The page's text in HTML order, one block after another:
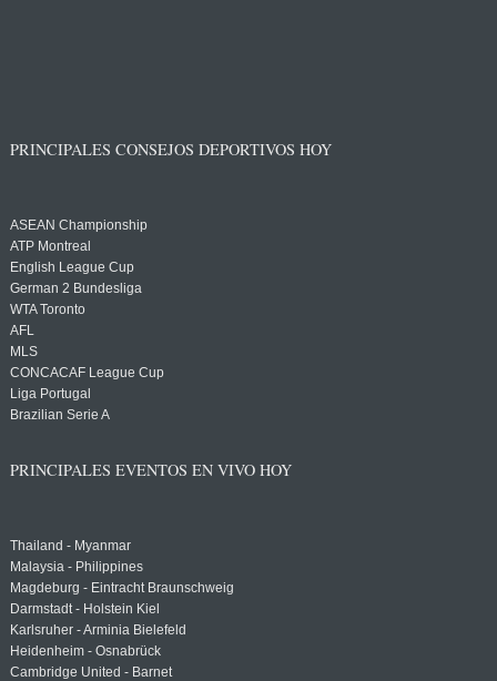
PRINCIPALES CONSEJOS DEPORTIVOS HOY
ASEAN Championship
ATP Montreal
English League Cup
German 2 Bundesliga
WTA Toronto
AFL
MLS
CONCACAF League Cup
Liga Portugal
Brazilian Serie A
PRINCIPALES EVENTOS EN VIVO HOY
Thailand - Myanmar
Malaysia - Philippines
Magdeburg - Eintracht Braunschweig
Darmstadt - Holstein Kiel
Karlsruher - Arminia Bielefeld
Heidenheim - Osnabrück
Cambridge United - Barnet